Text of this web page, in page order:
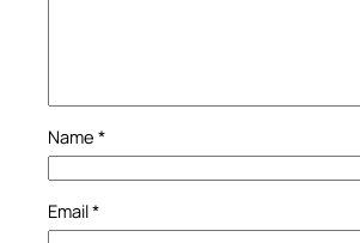
Name *
Email*